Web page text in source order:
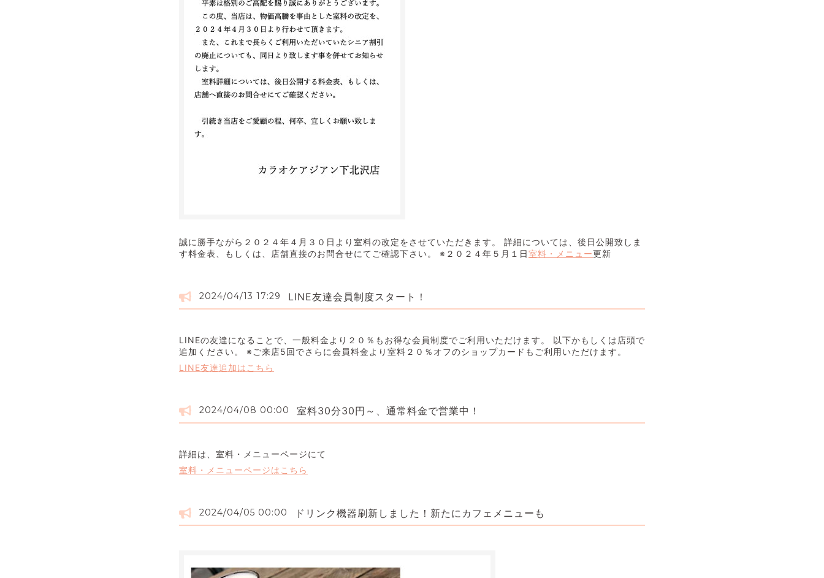
誠に勝手ながら２０２４年４月３０日より室料の改定をさせていただきます。 詳細については、後日公開致しま
す料金表、もしくは、店舗直接のお問合せにてご確認下さい。 ※２０２４年５月１日室料・メニュー更新
2024/04/13 17:29 LINE友達会員制度スタート！
LINEの友達になることで、一般料金より２０％もお得な会員制度でご利用いただけます。 以下かもしくは店頭で
追加ください。 ※ご来店5回でさらに会員料金より室料２０％オフのショップカードもご利用いただけます。
LINE友達追加はこちら
2024/04/08 00:00 室料30分30円～、通常料金で営業中！
詳細は、室料・メニューページにて
室料・メニューページはこちら
2024/04/05 00:00 ドリンク機器刷新しました！新たにカフェメニューも